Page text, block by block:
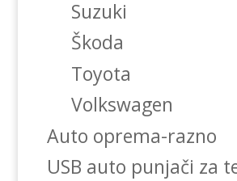
Suzuki
Škoda
Toyota
Volkswagen
Auto oprema-razno
USB auto punjači za